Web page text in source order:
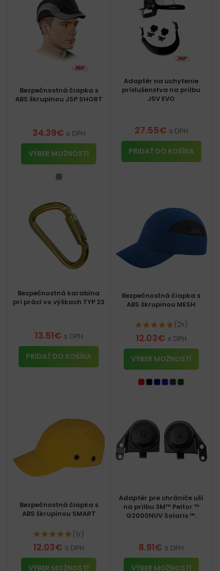
Bezpečnostná čiapka s
ABS škrupinou JSP SHORT
34.39€ s DPH
VÝBER MOŽNOSTÍ
Adaptér na uchytenie
príslušenstva na prilbu
JSV EVO
27.55€ s DPH
PRIDAŤ DO KOŠÍKA
Bezpečnostná karabína
pri práci vo výškach TYP 23
13.51€ s DPH
PRIDAŤ DO KOŠÍKA
Bezpečnostná čiapka s
ABS škrupinou MESH
(2x)
12.03€ s DPH
VÝBER MOŽNOSTÍ
Bezpečnostná čiapka s
ABS škrupinou SMART
(1x)
12.03€ s DPH
VÝBER MOŽNOSTÍ
Adaptér pre chrániče uší
na prilbu 3M™ Peltor ™
G2000NUV Solaris ™.
8.91€ s DPH
VÝBER MOŽNOSTÍ